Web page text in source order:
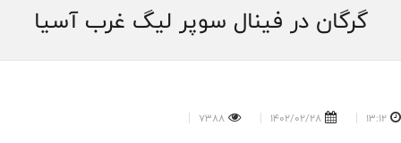
گرگان در فینال سوپر لیگ غرب آسیا
13:12
1402/02/28
7388